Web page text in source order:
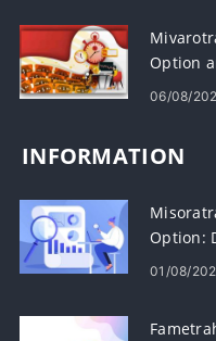
Option
06/08/
INFORMATION
Option:
01/08/